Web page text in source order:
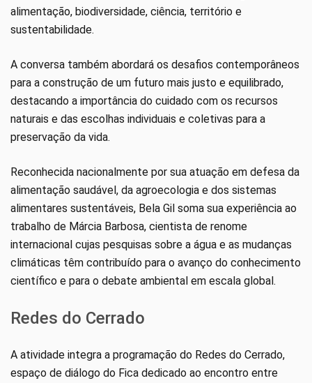
alimentação, biodiversidade, ciência, território e
sustentabilidade.
A conversa também abordará os desafios contemporâneos
para a construção de um futuro mais justo e equilibrado,
destacando a importância do cuidado com os recursos
naturais e das escolhas individuais e coletivas para a
preservação da vida.
Reconhecida nacionalmente por sua atuação em defesa da
alimentação saudável, da agroecologia e dos sistemas
alimentares sustentáveis, Bela Gil soma sua experiência ao
trabalho de Márcia Barbosa, cientista de renome
internacional cujas pesquisas sobre a água e as mudanças
climáticas têm contribuído para o avanço do conhecimento
científico e para o debate ambiental em escala global.
Redes do Cerrado
A atividade integra a programação do Redes do Cerrado,
espaço de diálogo do Fica dedicado ao encontro entre